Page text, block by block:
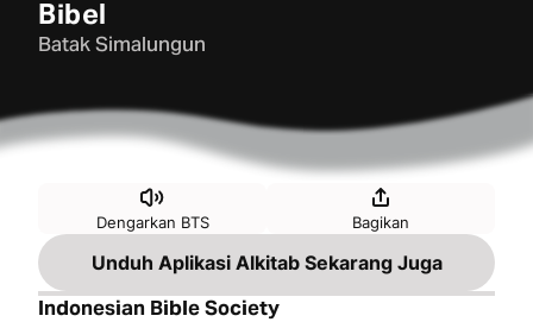
Bibel
Batak Simalungun
Dengarkan BTS Bagikan
Unduh Aplikasi Alkitab Sekarang Juga
Indonesian Bible Society